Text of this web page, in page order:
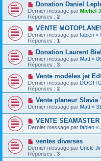
Donation Daniel
Dernier message par Michel
Réponses : 2
VENTE
Dernier message par fabien «
Réponses : 1
Donation Laurent
Dernier message par Matt «
Réponses : 3
Vente modèles jet
Dernier message par
Réponses : 2
Vente planeur Slavia
Dernier message par Matt «
VENTE SEAMASTER
Dernier message par fabien «
ventes diverses
Dernier message par Uncle
Réponses : 3